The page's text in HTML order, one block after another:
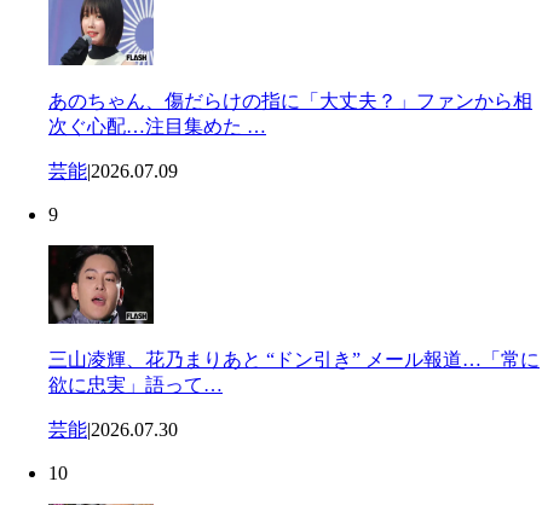
あのちゃん、傷だらけの指に「大丈夫？」ファンから相
次ぐ心配…注目集めた …
芸能|2026.07.09
9
三山凌輝、花乃まりあと “ドン引き” メール報道…「常に
欲に忠実」語って…
芸能|2026.07.30
10